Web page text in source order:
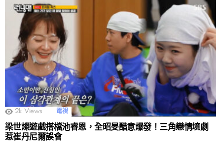
2k Views 電視
梁世燦遊戲搭檔池睿恩，全昭旻醋意爆發！三角戀情境劇
惹崔丹尼爾誤會